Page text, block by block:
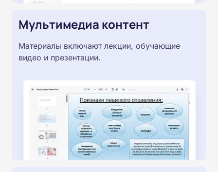
Мультимедиа контент
Материалы включают лекции, обучающие
видео и презентации.